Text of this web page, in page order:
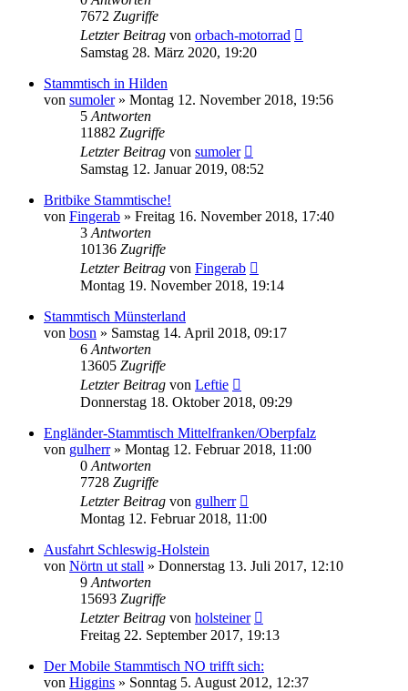
7672 Zugriffe
Letzter Beitrag von orbach-motorrad
Samstag 28. März 2020, 19:20
Stammtisch in Hilden
von sumoler» Montag 12. November 2018, 19:56
5 Antworten
11882 Zugriffe
Letzter Beitrag von sumoler
Samstag 12. Januar 2019, 08:52
Britbike Stammtische!
von Fingerab » Freitag 16. November 2018, 17:40
3 Antworten
10136 Zugriffe
Letzter Beitrag von Fingerab
Montag 19. November 2018, 19:14
Stammtisch Münsterland
von bosn » Samstag 14. April 2018, 09:17
6 Antworten
13605 Zugriffe
Letzter Beitrag von Leftie
Donnerstag 18. Oktober 2018, 09:29
Engländer-Stammtisch Mittelfranken/Oberpfalz
von gulherr» Montag 12. Februar 2018, 11:00
0 Antworten
7728 Zugriffe
Letzter Beitrag von gulherr
Montag 12. Februar 2018, 11:00
Ausfahrt Schleswig-Holstein
von Nörtn ut stall » Donnerstag 13. Juli 2017, 12:10
9 Antworten
15693 Zugriffe
Letzter Beitrag von holsteiner
Freitag 22. September 2017, 19:13
Der Mobile Stammtisch NO trifft sich:
von Higgins » Sonntag 5. August 2012, 12:37